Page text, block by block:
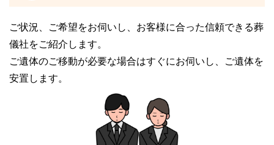
他の利用者と顔を合わせることがほとんどないため、
心静かに故人をお見送りいただけます。
1日1葬儀であるからこそのアットホームで、あたたか
な雰囲気での葬儀が可能になります。
故人と親しかった方々で故人との想い出を語り合い、
最期の時間をお過ごしください。
ご状況、ご希望をお伺いし、お客様に合った信頼できる葬
儀社をご紹介します。
ご遺体のご移動が必要な場合はすぐにお伺いし、ご遺体を
安置します。